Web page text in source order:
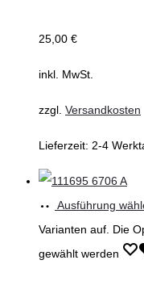
25,00 €
inkl. MwSt.
zzgl. Versandkosten
Lieferzeit: 2-4
Ausführung
Varianten auf. Die
gewählt werden